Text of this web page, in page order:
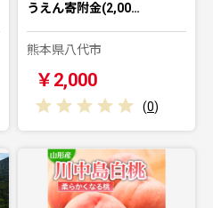
うえん寄附金(2,00…
熊本県八代市
￥2,000
(0)